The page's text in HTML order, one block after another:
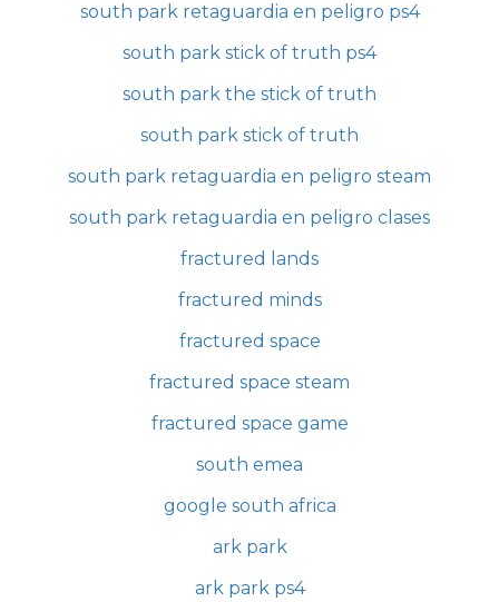
south park retaguardia en peligro ps4
south park stick of truth ps4
south park the stick of truth
south park stick of truth
south park retaguardia en peligro steam
south park retaguardia en peligro clases
fractured lands
fractured minds
fractured space
fractured space steam
fractured space game
south emea
google south africa
ark park
ark park ps4